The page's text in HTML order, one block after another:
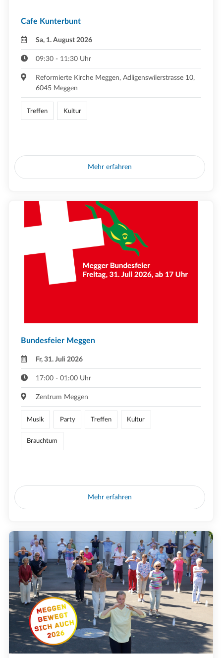
Cafe Kunterbunt
Sa, 1. August 2026
09:30 - 11:30 Uhr
Reformierte Kirche Meggen, Adligenswilerstrasse 10,
6045 Meggen
Treffen Kultur
Mehr erfahren
Bundesfeier Meggen
Fr, 31. Juli 2026
17:00 - 01:00 Uhr
Zentrum Meggen
Musik Party Treffen Kultur
Brauchtum
Mehr erfahren